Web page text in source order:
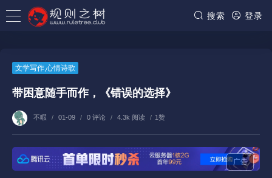
搜索 登录
文学写作,心情诗歌
带困意随手而作，《错误的选择》
不暇 / 01-09 / 0 评论 / 4.3k 阅读 / 1赞
广告